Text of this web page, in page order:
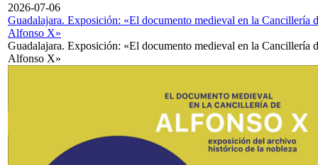
2026-07-06
Guadalajara. Exposición: «El documento medieval en la Cancillería
Alfonso X»
Guadalajara. Exposición: «El documento medieval en la Cancillería
Alfonso X»